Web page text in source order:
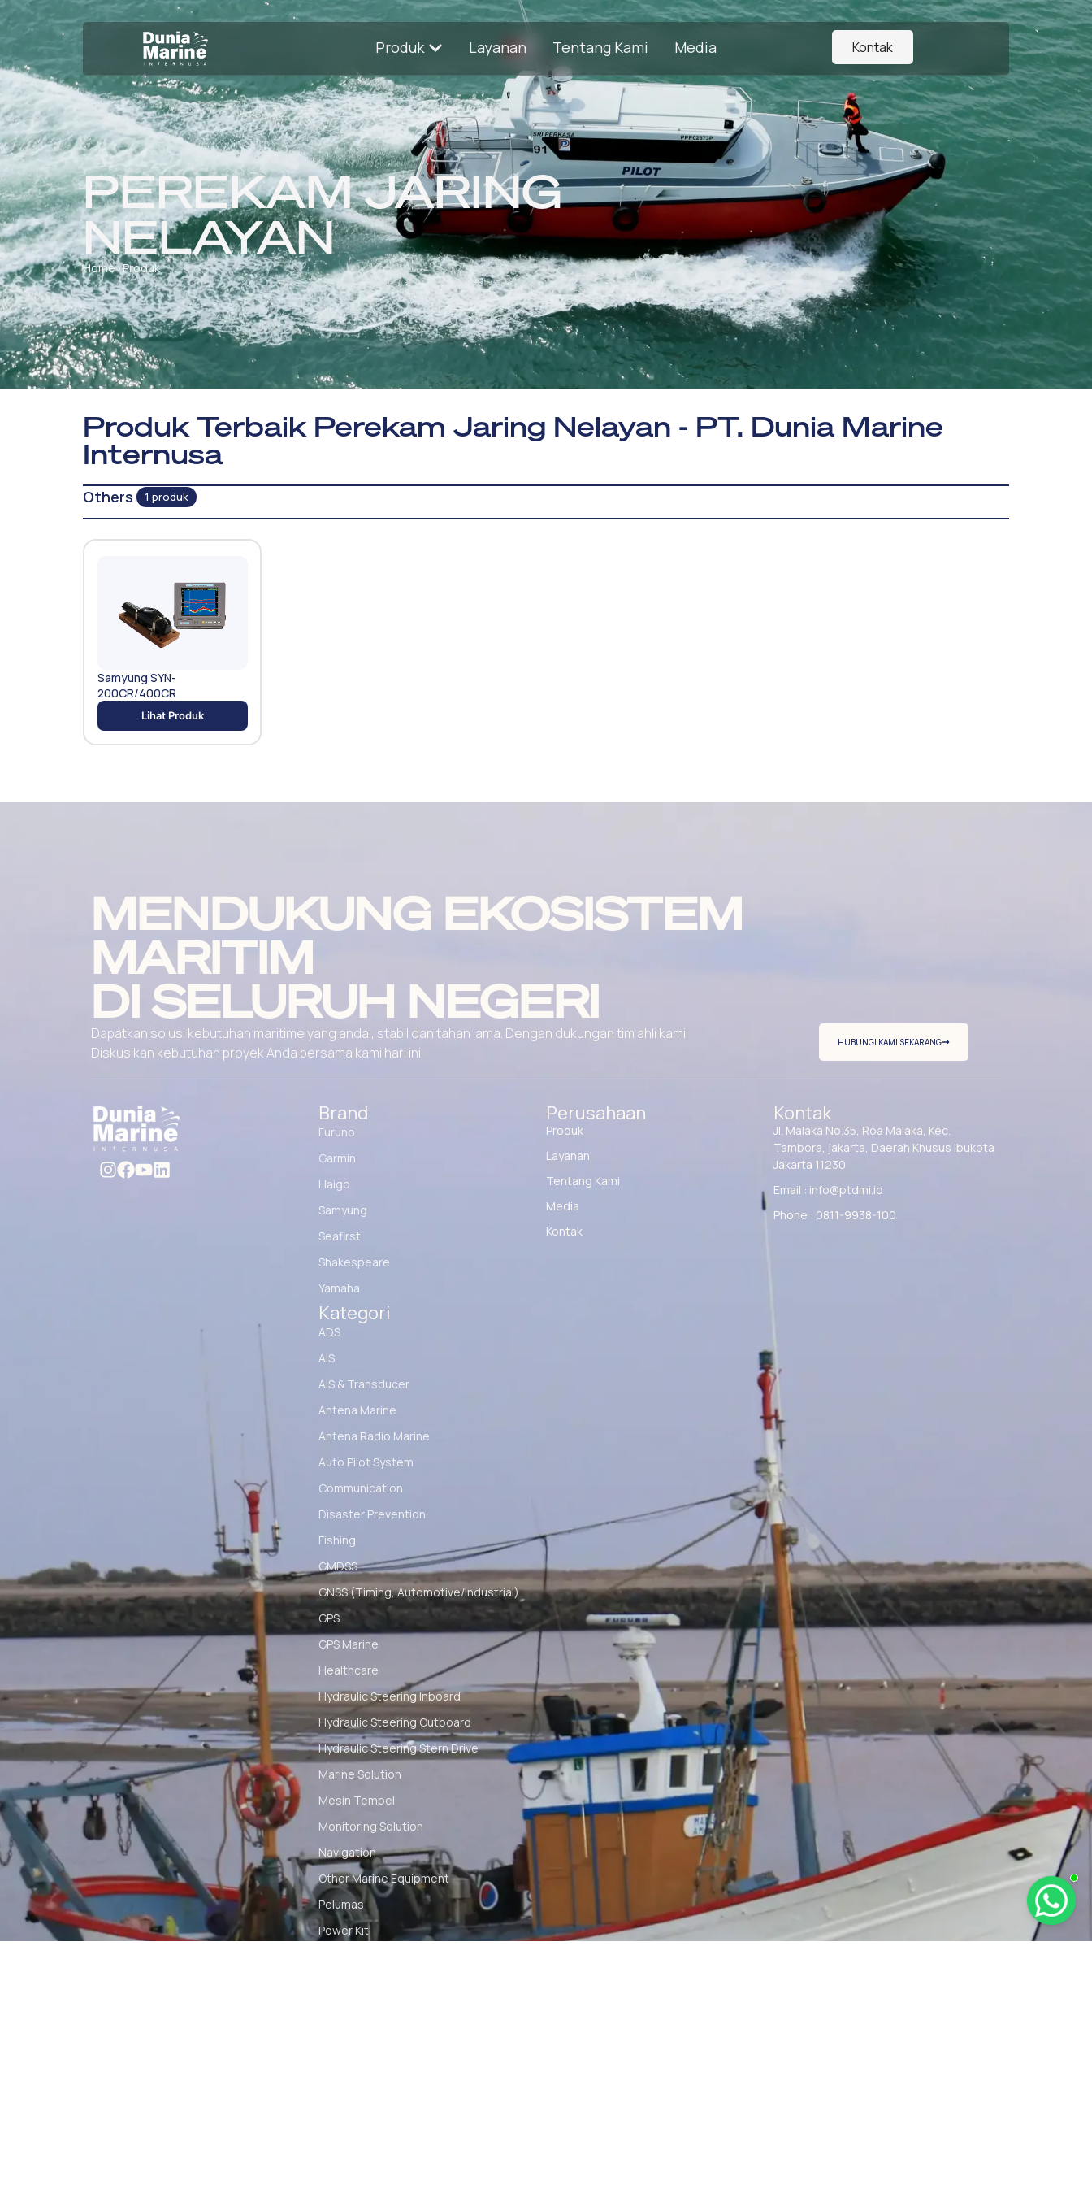
Produk Layanan Tentang Kami Media Kontak
PEREKAM JARING
NELAYAN
Home›Produk
Produk Terbaik Perekam Jaring Nelayan - PT. Dunia Marine
Internusa
Others 1 produk
Samyung SYN-
200CR/400CR
Lihat Produk
MENDUKUNG EKOSISTEM
MARITIM
DI SELURUH NEGERI
Dapatkan solusi kebutuhan maritime yang andal, stabil dan tahan lama. Dengan dukungan tim ahli kami
Diskusikan kebutuhan proyek Anda bersama kami hari ini.
HUBUNGI KAMI SEKARANG
Brand
Furuno
Garmin
Haigo
Samyung
Seafirst
Shakespeare
Yamaha
Kategori
ADS
AIS
AIS & Transducer
Antena Marine
Antena Radio Marine
Auto Pilot System
Communication
Disaster Prevention
Fishing
GMDSS
GNSS (Timing, Automotive/Industrial)
GPS
GPS Marine
Healthcare
Hydraulic Steering Inboard
Hydraulic Steering Outboard
Hydraulic Steering Stern Drive
Marine Solution
Mesin Tempel
Monitoring Solution
Navigation
Other Marine Equipment
Pelumas
Power Kit
Perusahaan
Produk
Layanan
Tentang Kami
Media
Kontak
Kontak
Jl. Malaka No.35, Roa Malaka, Kec.
Tambora, jakarta, Daerah Khusus Ibukota
Jakarta 11230
Email : info@ptdmi.id
Phone : 0811-9938-100